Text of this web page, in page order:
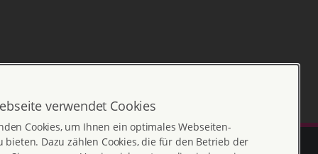
verwendet Cookies
Cookies, um Ihnen ein optimales Webseiten-
bieten. Dazu zählen Cookies, die für den Betrieb der